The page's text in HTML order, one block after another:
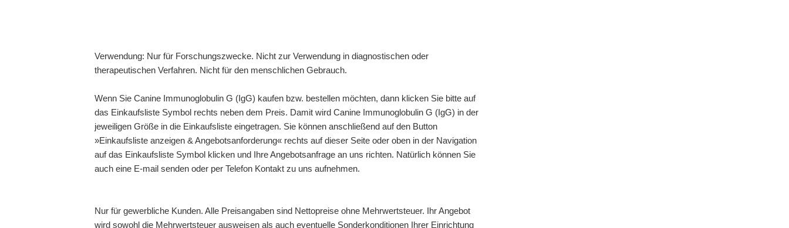
Verwendung: Nur für Forschungszwecke. Nicht zur Verwendung in diagnostischen oder
therapeutischen Verfahren. Nicht für den menschlichen Gebrauch.
Wenn Sie Canine Immunoglobulin G (IgG) kaufen bzw. bestellen möchten, dann klicken Sie bitte auf
das Einkaufsliste Symbol rechts neben dem Preis. Damit wird Canine Immunoglobulin G (IgG) in der
jeweiligen Größe in die Einkaufsliste eingetragen. Sie können anschließend auf den Button
»Einkaufsliste anzeigen & Angebotsanforderung« rechts auf dieser Seite oder oben in der Navigation
auf das Einkaufsliste Symbol klicken und Ihre Angebotsanfrage an uns richten. Natürlich können Sie
auch eine E-mail senden oder per Telefon Kontakt zu uns aufnehmen.
Nur für gewerbliche Kunden. Alle Preisangaben sind Nettopreise ohne Mehrwertsteuer. Ihr Angebot
wird sowohl die Mehrwertsteuer ausweisen als auch eventuelle Sonderkonditionen Ihrer Einrichtung